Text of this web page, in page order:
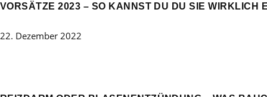
VORSÄTZE 2023 – SO KANNST DU DU SIE WIRKLICH
22. Dezember 2022